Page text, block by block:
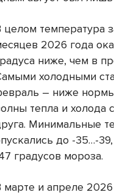
целом температура
2026 года
ниже, чем в
холодными
– ниже нормы
тепла и холода
Минимальные
до -35…-
градусов мороза.
марте и апреле